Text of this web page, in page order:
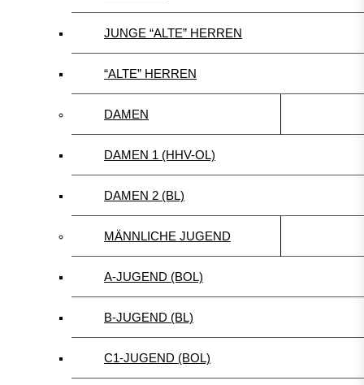
JUNGE “ALTE” HERREN
“ALTE” HERREN
DAMEN
DAMEN 1 (HHV-OL)
DAMEN 2 (BL)
MÄNNLICHE JUGEND
A-JUGEND (BOL)
B-JUGEND (BL)
C1-JUGEND (BOL)